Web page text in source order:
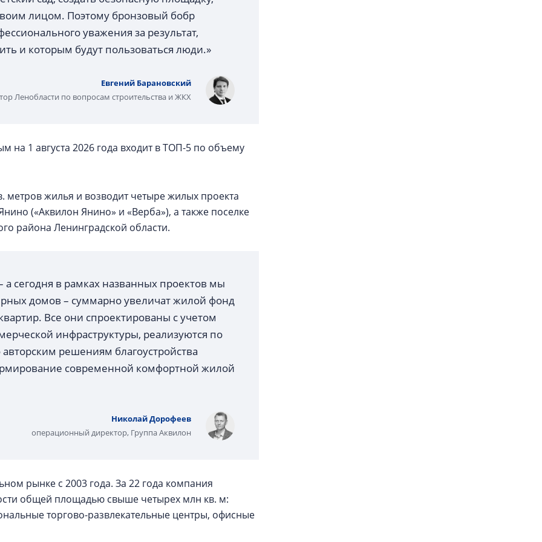
лицом. Поэтому бронзовый бобр
уважения за результат,
и которым будут пользоваться люди.»
Евгений Барановский
Ленобласти по вопросам строительства и ЖКХ
1 августа 2026 года входит в ТОП-5 по объему
метров жилья и возводит четыре жилых проекта
(«Аквилон Янино» и «Верба»), а также поселке
района Ленинградской области.
сегодня в рамках названных проектов мы
домов – суммарно увеличат жилой фонд
Все они спроектированы с учетом
инфраструктуры, реализуются по
решениям благоустройства
современной комфортной жилой
Николай Дорофеев
операционный директор, Группа Аквилон
рынке с 2003 года. За 22 года компания
общей площадью свыше четырех млн кв. м:
торгово-развлекательные центры, офисные